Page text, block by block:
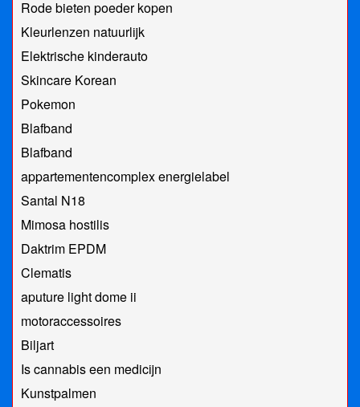
Rode bieten poeder kopen
Kleurlenzen natuurlijk
Elektrische kinderauto
Skincare Korean
Pokemon
Blafband
Blafband
appartementencomplex energielabel
Santal N18
Mimosa hostilis
Daktrim EPDM
Clematis
aputure light dome ii
motoraccessoires
Biljart
Is cannabis een medicijn
Kunstpalmen